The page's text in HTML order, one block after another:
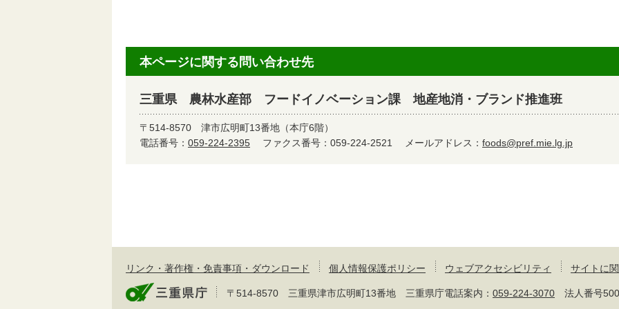
本ページに関する問い合わせ先
三重県 農林水産部 フードイノベーション課 地産地消・ブランド推進班
〒514-8570 津市広明町13番地（本庁6階）
電話番号： 059-224-2395 ファクス番号：059-224-2521 メールアドレス： foods@pref.mie.lg.jp
リンク・著作権・免責事項・ダウンロード 個人情報保護ポリシー ウェブアクセシビリティ サイトに
〒514-8570 三重県津市広明町13番地 三重県庁電話案内： 059-224-3070 法人番号